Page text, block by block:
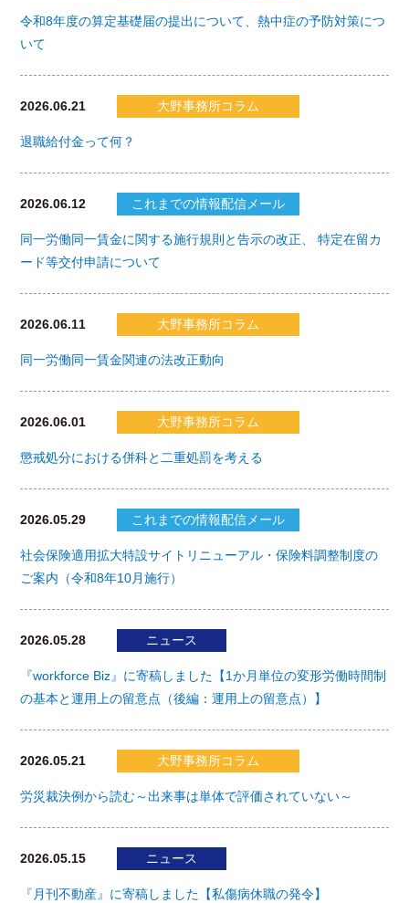
令和8年度の算定基礎届の提出について、熱中症の予防対策につ
いて
2026.06.21 大野事務所コラム
退職給付金って何？
2026.06.12 これまでの情報配信メール
同一労働同一賃金に関する施行規則と告示の改正、 特定在留カ
ード等交付申請について
2026.06.11 大野事務所コラム
同一労働同一賃金関連の法改正動向
2026.06.01 大野事務所コラム
懲戒処分における併科と二重処罰を考える
2026.05.29 これまでの情報配信メール
社会保険適用拡大特設サイトリニューアル・保険料調整制度の
ご案内（令和8年10月施行）
2026.05.28 ニュース
『workforce Biz』に寄稿しました【1か月単位の変形労働時間制
の基本と運用上の留意点（後編：運用上の留意点）】
2026.05.21 大野事務所コラム
労災裁決例から読む～出来事は単体で評価されていない～
2026.05.15 ニュース
『月刊不動産』に寄稿しました【私傷病休職の発令】